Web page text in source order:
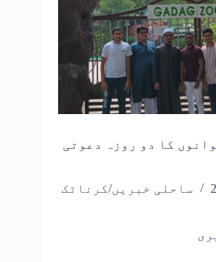
کا دو روزہ دعوتی
ساحلی خبریں/کرناٹک